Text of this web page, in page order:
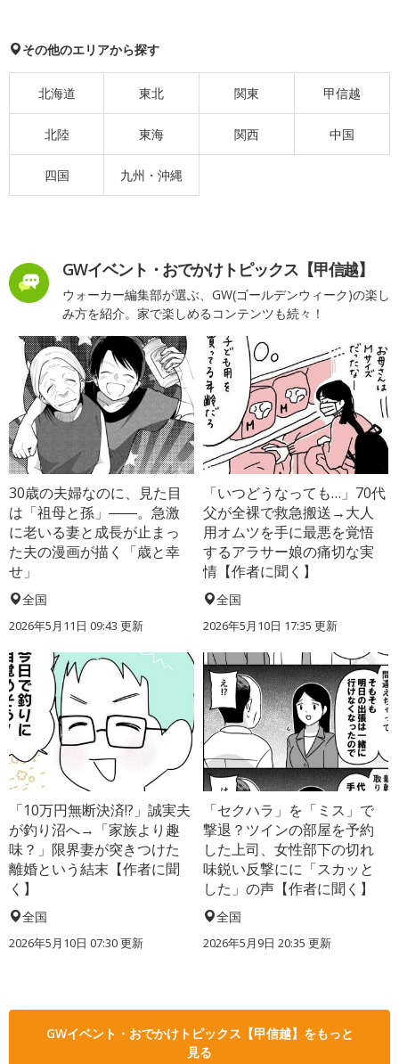
その他のエリアから探す
北海道 東北 関東 甲信越
北陸 東海 関西 中国
四国 九州・沖縄
GWイベント・おでかけトピックス【甲信越】
ウォーカー編集部が選ぶ、GW(ゴールデンウィーク)の楽し
み方を紹介。家で楽しめるコンテンツも続々！
30歳の夫婦なのに、見た目
は「祖母と孫」――。急激
に老いる妻と成長が止まっ
た夫の漫画が描く「歳と幸
せ」
全国
2026年5月11日 09:43 更新
「いつどうなっても…」70代
父が全裸で救急搬送→大人
用オムツを手に最悪を覚悟
するアラサー娘の痛切な実
情【作者に聞く】
全国
2026年5月10日 17:35 更新
「10万円無断決済!?」誠実夫
が釣り沼へ→「家族より趣
味？」限界妻が突きつけた
離婚という結末【作者に聞
く】
全国
2026年5月10日 07:30 更新
「セクハラ」を「ミス」で
撃退？ツインの部屋を予約
した上司、女性部下の切れ
味鋭い反撃にに「スカッと
した」の声【作者に聞く】
全国
2026年5月9日 20:35 更新
GWイベント・おでかけトピックス【甲信越】をもっと
見る